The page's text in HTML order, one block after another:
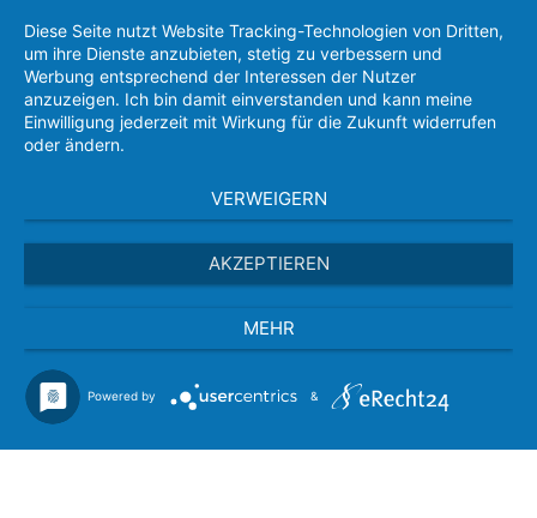
Diese Seite nutzt Website Tracking-Technologien von Dritten,
um ihre Dienste anzubieten, stetig zu verbessern und
Werbung entsprechend der Interessen der Nutzer
anzuzeigen. Ich bin damit einverstanden und kann meine
Einwilligung jederzeit mit Wirkung für die Zukunft widerrufen
oder ändern.
VERWEIGERN
AKZEPTIEREN
MEHR
Powered by &